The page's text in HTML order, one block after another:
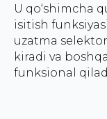
U qo‘shimcha
isitish
uzatma
kiradi va
funksional